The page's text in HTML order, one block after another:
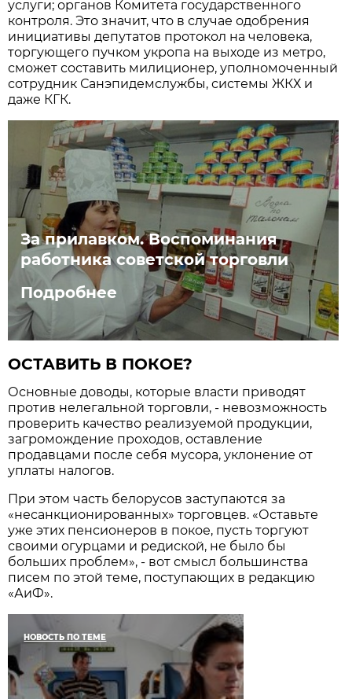
услуги; органов Комитета государственного
контроля. Это значит, что в случае одобрения
инициативы депутатов протокол на человека,
торгующего пучком укропа на выходе из метро,
сможет составить милиционер, уполномоченный
сотрудник Санэпидемслужбы, системы ЖКХ и
даже КГК.
За прилавком.​ Воспоминания
работника советской торговли
Подробнее
ОСТАВИТЬ В ПОКОЕ?
Основные доводы, которые власти приводят
против нелегальной торговли, - невозможность
проверить качество реализуемой продукции,
загромождение проходов, оставление
продавцами после себя мусора, уклонение от
уплаты налогов.
При этом часть белорусов заступаются за
«несанкционированных» торговцев. «Оставьте
уже этих пенсионеров в покое, пусть торгуют
своими огурцами и редиской, не было бы
больших проблем», - вот смысл большинства
писем по этой теме, поступающих в редакцию
«АиФ».
НОВОСТЬ ПО ТЕМЕ